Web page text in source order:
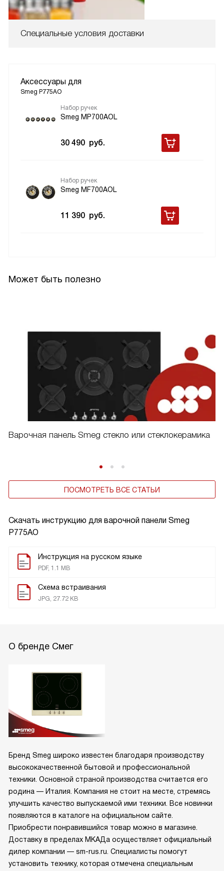
Скачать инструкцию для варочной панели Smeg
P775AO
Инструкция на русском языке
PDF, 1.1 MB
Схема встраивания
JPG, 27.72 KB
Специальные условия доставки
Аксессуары для
Smeg P775AO
Набор ручек
Smeg MP700AOL
30 490 руб.
Набор ручек
Smeg MF700AOL
11 390 руб.
Может быть полезно
Варочная панель Smeg стекло или стеклокерамика
ПОСМОТРЕТЬ ВСЕ СТАТЬИ
О бренде Смег
Бренд Smeg широко известен благодаря производству
высококачественной бытовой и профессиональной
техники. Основной страной производства считается его
родина — Италия. Компания не стоит на месте, стремясь
улучшить качество выпускаемой ими техники. Все новинки
появляются в каталоге на официальном сайте.
Приобрести понравившийся товар можно в магазине.
Доставку в пределах МКАДа осуществляет официальный
дилер компании — sm-rus.ru. Специалисты помогут
установить технику, которая отмечена специальным